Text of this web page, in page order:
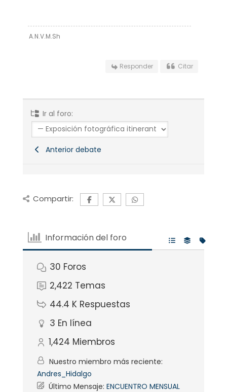
A.N.V.M.Sh
Responder Citar
Ir al foro:
Anterior debate
Compartir:
Información del foro
30 Foros
2,422 Temas
44.4 K Respuestas
3 En línea
1,424 Miembros
Nuestro miembro más reciente:
Andres_Hidalgo
Último Mensaje: ENCUENTRO MENSUAL